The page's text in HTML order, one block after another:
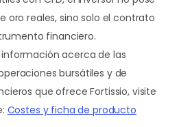
oro reales, sino solo el contrato
financiero.
acerca de las
bursátiles y de
que ofrece Fortissio, visite
Costes y ficha de producto